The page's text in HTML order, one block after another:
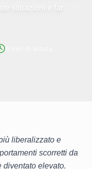
situazioni e far
liberalizzato e
scorretti da
diventato elevato.